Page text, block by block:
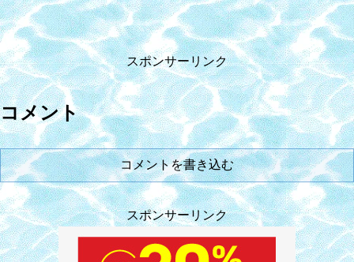
スポンサーリンク
コメント
コメントを書き込む
スポンサーリンク